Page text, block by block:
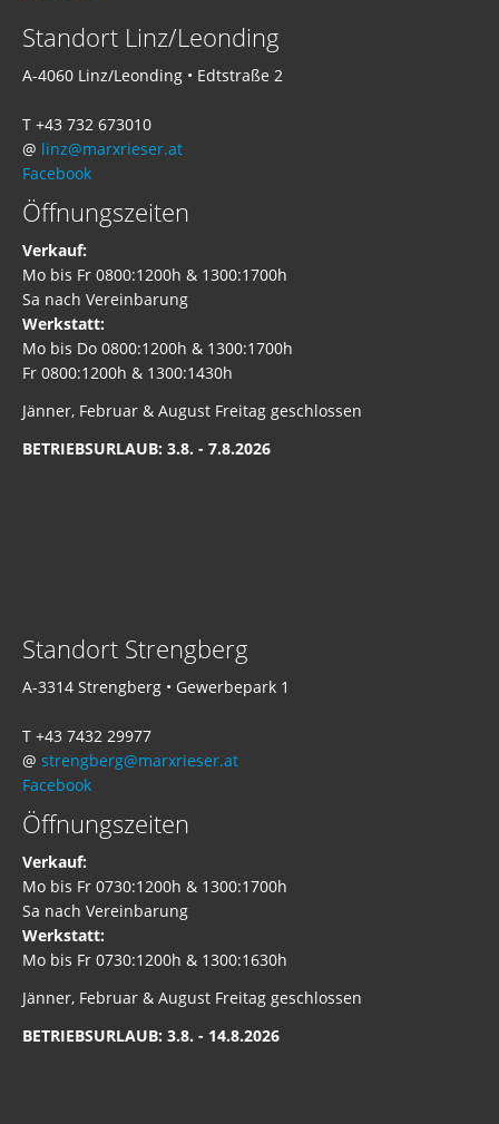
Standort Linz/Leonding
A-4060 Linz/Leonding • Edtstraße 2
T +43 732 673010
@ linz@marxrieser.at
Facebook
Öffnungszeiten
Verkauf:
Mo bis Fr 0800:1200h & 1300:1700h
Sa nach Vereinbarung
Werkstatt:
Mo bis Do 0800:1200h & 1300:1700h
Fr 0800:1200h & 1300:1430h
Jänner, Februar & August Freitag geschlossen
BETRIEBSURLAUB: 3.8. - 7.8.2026
Standort Strengberg
A-3314 Strengberg • Gewerbepark 1
T +43 7432 29977
@ strengberg@marxrieser.at
Facebook
Öffnungszeiten
Verkauf:
Mo bis Fr 0730:1200h & 1300:1700h
Sa nach Vereinbarung
Werkstatt:
Mo bis Fr 0730:1200h & 1300:1630h
Jänner, Februar & August Freitag geschlossen
BETRIEBSURLAUB: 3.8. - 14.8.2026